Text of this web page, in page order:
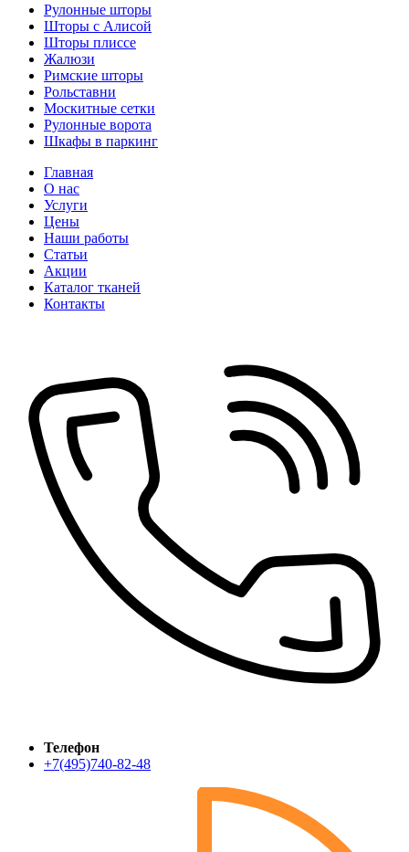
Рулонные шторы
Шторы с Алисой
Шторы плиссе
Жалюзи
Римские шторы
Рольставни
Москитные сетки
Рулонные ворота
Шкафы в паркинг
Главная
О нас
Услуги
Цены
Наши работы
Статьи
Акции
Каталог тканей
Контакты
Телефон
+7(495)740-82-48